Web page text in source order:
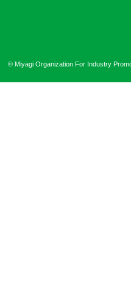
© Miyagi Organization For Industry